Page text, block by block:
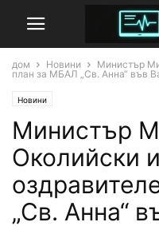
дом Новини
Министър
план за МБАЛ „Св. Анна“ във
Новини
Министър
Околийски
„Св. Анна“